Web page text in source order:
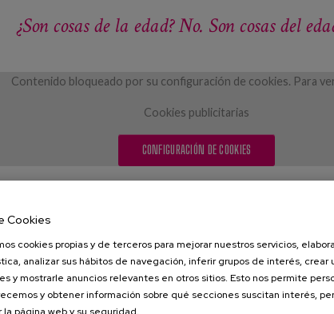
¿Son cosas de la edad? No. Son cosas del
Contenido bloqueado por su configuración de cookies. Para
Cookies publicitarias
CONFIGURACIÓN DE COOKIES
Cookies
cookies propias y de terceros para mejorar nuestros servicios,
analizar sus hábitos de navegación, inferir grupos de interés, crear
y mostrarle anuncios relevantes en otros sitios. Esto nos permite
y obtener información sobre qué secciones suscitan interés,